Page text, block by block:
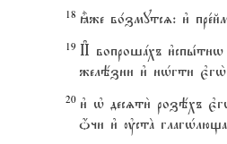
18 ±же во1змутсz: и3
19 И# вопрошaхъ
желёзни и3 нHгти
20 и3 њ десzти2 розёхъ
џчи и3 ўстA глагHлюща